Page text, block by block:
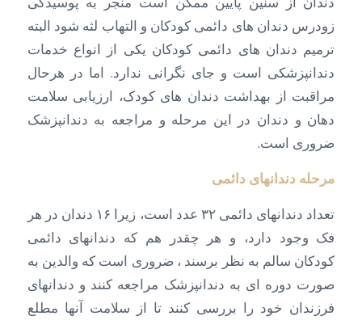
زودرس دندان های دائمی کودکان و التهاب لثه شود البته
ترمیم دندان های دائمی کودکان یکی از انواع خدمات
دندانپزشکی است و جای نگرانی ندارد. اما در هرحال
مراقبت از بهداشت دندان های کودک، ارزیابی سلامت
دهان و دندان در این مرحله و مراجعه به دندانپزشک
ضروری است.
مرحله دندانهای دائمی
تعداد دندانهای دائمی ۳۲ عدد است، زیرا ۱۶ دندان در هر
فک وجود دارد، و هر چقدر هم که دندانهای دائمی
کودکان سالم به نظر برسند ، ضروری است که والدین به
صورت دوره ای به دندانپزشک مراجعه کنند و دندانهای
فرزندان خود را بررسی کنند تا از سلامت آنها مطلع